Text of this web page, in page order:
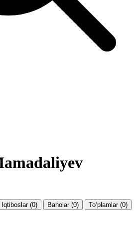
Iqtiboslar (0) Baholar (0) To‘plamlar (0)